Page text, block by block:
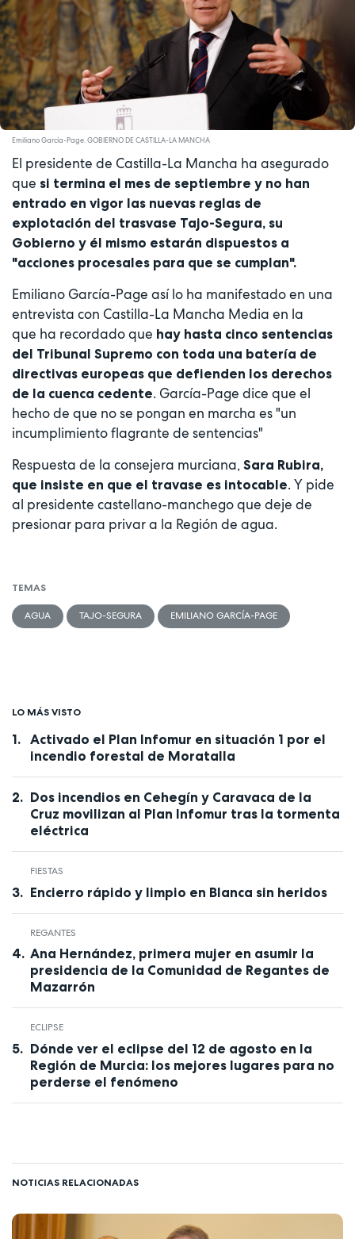
Emiliano García-Page. GOBIERNO DE CASTILLA-LA MANCHA
El presidente de Castilla-La Mancha ha asegurado
que si termina el mes de septiembre y no han
entrado en vigor las nuevas reglas de
explotación del trasvase Tajo-Segura, su
Gobierno y él mismo estarán dispuestos a
"acciones procesales para que se cumplan".
Emiliano García-Page así lo ha manifestado en una
entrevista con Castilla-La Mancha Media en la
que ha recordado que hay hasta cinco sentencias
del Tribunal Supremo con toda una batería de
directivas europeas que defienden los derechos
de la cuenca cedente. García-Page dice que el
hecho de que no se pongan en marcha es "un
incumplimiento flagrante de sentencias"
Respuesta de la consejera murciana, Sara Rubira,
que insiste en que el travase es intocable. Y pide
al presidente castellano-manchego que deje de
presionar para privar a la Región de agua.
TEMAS
AGUA TAJO-SEGURA EMILIANO GARCÍA-PAGE
LO MÁS VISTO
Activado el Plan Infomur en situación 1 por el
incendio forestal de Moratalla
Dos incendios en Cehegín y Caravaca de la
Cruz movilizan al Plan Infomur tras la tormenta
eléctrica
FIESTAS
Encierro rápido y limpio en Blanca sin heridos
REGANTES
Ana Hernández, primera mujer en asumir la
presidencia de la Comunidad de Regantes de
Mazarrón
ECLIPSE
Dónde ver el eclipse del 12 de agosto en la
Región de Murcia: los mejores lugares para no
perderse el fenómeno
NOTICIAS RELACIONADAS